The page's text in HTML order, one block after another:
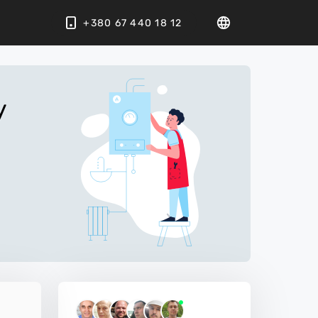
+380 67 440 18 12